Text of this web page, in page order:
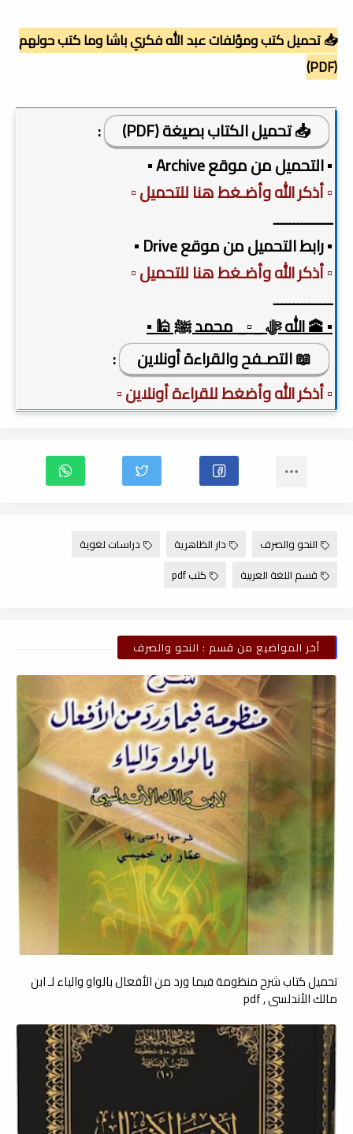
📥 تحميل كتب ومؤلفات عبد الله فكري باشا وما كتب حولهم
(PDF)
📥 تحميل الكتاب بصيغة (PDF)
:
▪️ التحميل من موقع Archive ▪️
▫️ أذكر الله وأضـغط هنا للتحميل ▫️
ـــــــــــــــ
▪️ رابط التحميل من موقع Drive ▪️
▫️ أذكر الله وأضـغط هنا للتحميل ▫️
ـــــــــــــــ
▪️ 🕋 الله ﷻ _▫️_ محمد ﷺ 🕌 ▪️
📖 التصـفح والقراءة أونلاين
:
▫️ أذكر الله وأضغط للقراءة أونلاين ▫️
النحو والصرف دار الظاهرية
دراسات لغوية
قسم اللغة العربية
كتب pdf
أخر المواضيع من قسم : النحو والصرف
تحميل كتاب شرح منظومة فيما ورد من الأفعال بالواو والياء لـ ابن
مالك الأندلسي , pdf